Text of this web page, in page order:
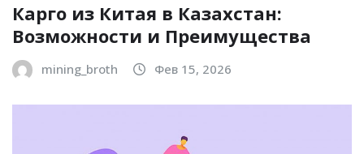
Карго из Китая в Казахстан:
Возможности и Преимущества
mining_broth Фев 15, 2026